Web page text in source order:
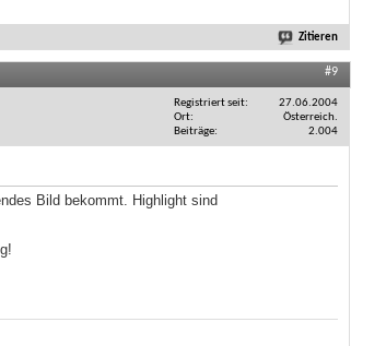
Zitieren
#9
Registriert seit
27.06.2004
Ort
Österreich.
Beiträge
2.004
Bild bekommt. Highlight sind